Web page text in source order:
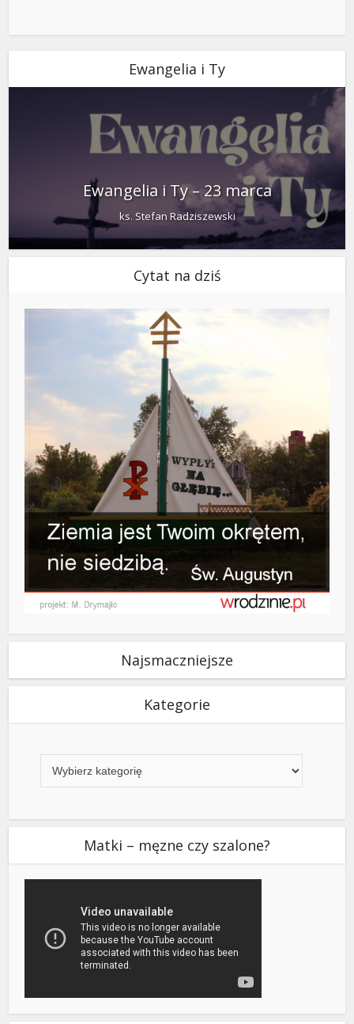
Ewangelia i Ty
Ewangelia i Ty – 23 marca
ks. Stefan Radziszewski
Cytat na dziś
Najsmaczniejsze
Kategorie
Matki – męzne czy szalone?